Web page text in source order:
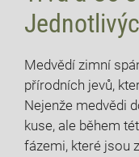
Medvědí zimní
přírodních jevů,
Nejenže medvědi
kuse, ale během
⁢fázemi, které jsou